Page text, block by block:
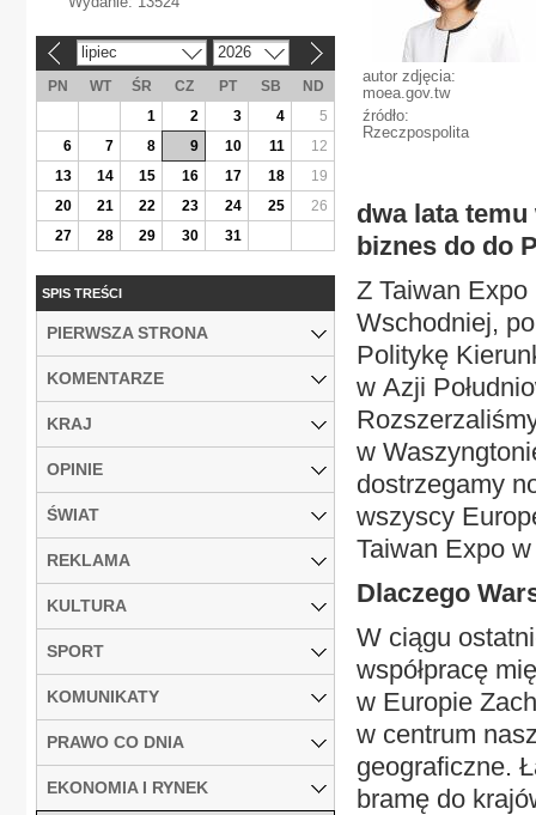
autor zdjęcia:
moea.gov.tw
źródło:
Rzeczpospolita
dwa lata
biznes do do
Z Taiwan
Wschodniej,
Politykę
w Azji
w
dostrzegamy
wszyscy
Taiwan Expo
Dlaczego
W ciągu
współpracę
w Europie
w centrum
geograficzne.
bramę do
lipiec 2026
PN WT ŚR CZ PT SB
ND
1
2 3 4
5
6
7 8 9 10 11
12
13
14 15 16 17 18
19
20
21 22 23 24 25
26
27
28 29 30 31
SPIS TREŚCI
PIERWSZA STRONA
KOMENTARZE
KRAJ
OPINIE
ŚWIAT
REKLAMA
KULTURA
SPORT
KOMUNIKATY
PRAWO CO DNIA
EKONOMIA I RYNEK